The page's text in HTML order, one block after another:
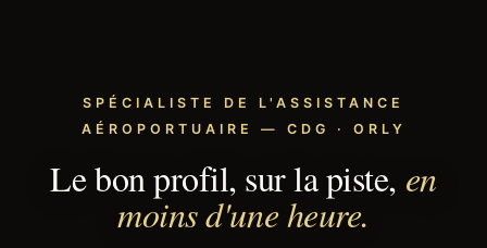
SPÉCIALISTE DE L'ASSISTANCE
AÉROPORTUAIRE — CDG · ORLY
Le bon profil, sur la piste, en
moins d'une heure.